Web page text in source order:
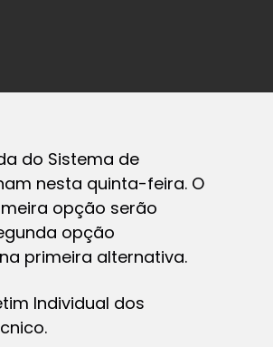
do Sistema de
nesta quinta-feira. O
opção serão
opção
primeira alternativa.
Individual dos